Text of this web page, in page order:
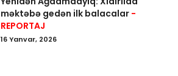
məktəbə gedən ilk balacalar -
REPORTAJ
16 Yanvar, 2026